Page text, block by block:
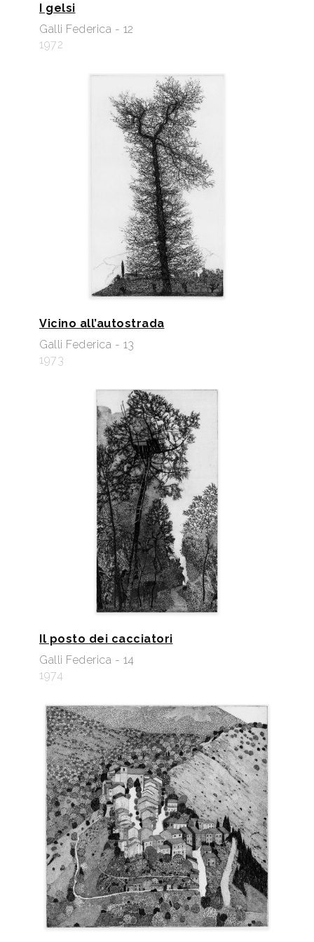
I gelsi
Galli Federica - 12
1972
Vicino all’autostrada
Galli Federica - 13
1973
Il posto dei cacciatori
Galli Federica - 14
1974